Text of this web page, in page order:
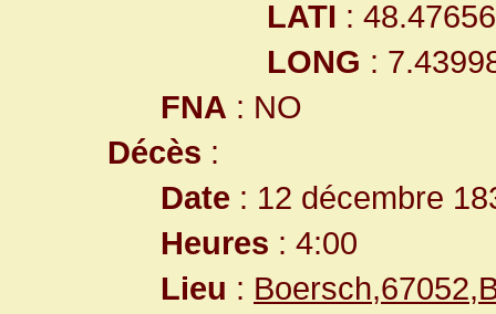
LATI :
LONG :
FNA : NO
Décès :
Date : 12 décembre
Heures : 4:00
Lieu :